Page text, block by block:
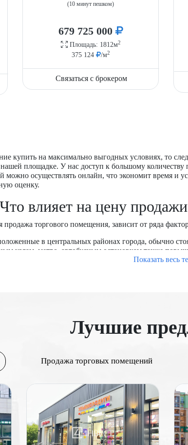
(10 минут пешком)
679 725 000
Площадь: 1812м2
375 124 /м2
Связаться с брокером
купить на максимально выгодных условиях, то
площадке. У нас доступ к большому
можно осуществлять онлайн, что экономит время
оценку.
Что влияет на цену
продажа торгового помещения, зависит от ряда
в центральных районах города, обычно
узлам, метро, автобусным остановкам также
района. Районы с развитыми коммерческими
недавно отремонтированные помещения с
водоснабжение, отопление,
доход от аренды является важным фактором. Чем
района, строительство новых
под влиянием множества факторов, начиная от
помогает более точно оценить стоимость
Самые дорогие торговые
Показать весь
Лучшие
Продажа торговых помещений